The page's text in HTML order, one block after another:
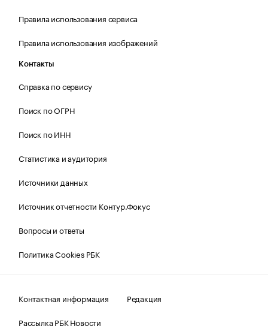
Правила использования сервиса
Правила использования изображений
Контакты
Справка по сервису
Поиск по ОГРН
Поиск по ИНН
Статистика и аудитория
Источники данных
Источник отчетности Контур.Фокус
Вопросы и ответы
Политика Cookies РБК
Контактная информация
Редакция
Рассылка РБК Новости